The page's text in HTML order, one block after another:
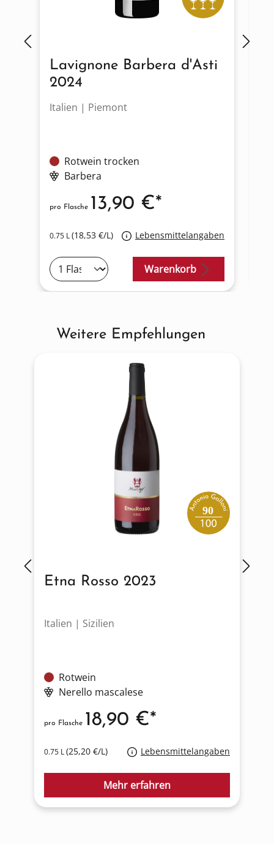
Lavignone Barbera d'Asti
2024
Italien | Piemont
Rotwein trocken
Barbera
0.75 L(18,53 €/L) Lebensmittelangaben
pro Flasche 13,90 €*
Warenkorb
Produktgalerie überspringen
Weitere Empfehlungen
90
Etna Rosso 2023
Italien | Sizilien
Rotwein
Nerello mascalese
0.75 L(25,20 €/L) Lebensmittelangaben
pro Flasche 18,90 €*
Mehr erfahren